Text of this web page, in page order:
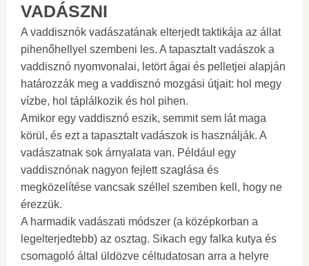
VADÁSZNI
A vaddisznók vadászatának elterjedt taktikája az állat
pihenőhellyel szembeni les. A tapasztalt vadászok a
vaddisznó nyomvonalai, letört ágai és pelletjei alapján
határozzák meg a vaddisznó mozgási útjait: hol megy
vízbe, hol táplálkozik és hol pihen.
Amikor egy vaddisznó eszik, semmit sem lát maga
körül, és ezt a tapasztalt vadászok is használják. A
vadászatnak sok árnyalata van. Például egy
vaddisznónak nagyon fejlett szaglása és
megközelítése vancsak széllel szemben kell, hogy ne
érezzük.
A harmadik vadászati ​​módszer (a középkorban a
legelterjedtebb) az osztag. Sikach egy falka kutya és
csomagoló által üldözve céltudatosan arra a helyre